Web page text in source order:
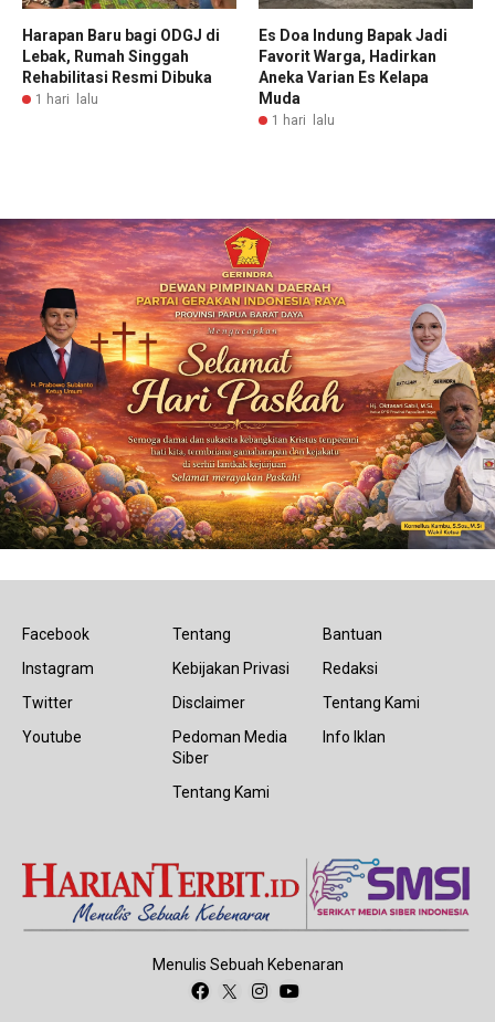
Harapan Baru bagi ODGJ di
Lebak, Rumah Singgah
Rehabilitasi Resmi Dibuka
1 hari lalu
Es Doa Indung Bapak Jadi
Favorit Warga, Hadirkan
Aneka Varian Es Kelapa
Muda
1 hari lalu
Facebook
Instagram
Twitter
Youtube
Tentang
Kebijakan Privasi
Disclaimer
Pedoman Media
Siber
Tentang Kami
Bantuan
Redaksi
Tentang Kami
Info Iklan
Menulis Sebuah Kebenaran